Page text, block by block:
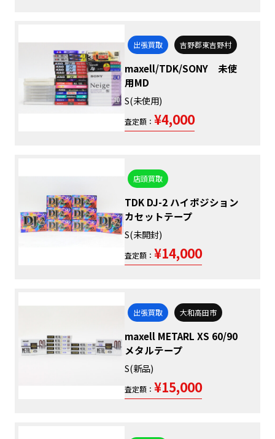
出張買取 吉野郡東吉野村
maxell/TDK/SONY 未使
用MD
S(未使用)
査定額： ¥4,000
店頭買取
TDK DJ-2 ハイポジション
カセットテープ
S(未開封)
査定額： ¥14,000
出張買取 大和高田市
maxell METARL XS 60/90
メタルテープ
S(新品)
査定額： ¥15,000